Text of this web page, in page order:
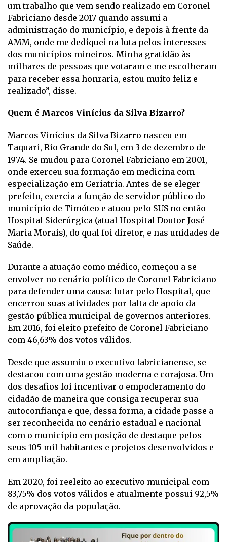
um trabalho que vem sendo realizado em Coronel
Fabriciano desde 2017 quando assumi a
administração do município, e depois à frente da
AMM, onde me dediquei na luta pelos interesses
dos municípios mineiros. Minha gratidão às
milhares de pessoas que votaram e me escolheram
para receber essa honraria, estou muito feliz e
realizado”, disse.
Quem é Marcos Vinícius da Silva Bizarro?
Marcos Vinícius da Silva Bizarro nasceu em
Taquari, Rio Grande do Sul, em 3 de dezembro de
1974. Se mudou para Coronel Fabriciano em 2001,
onde exerceu sua formação em medicina com
especialização em Geriatria. Antes de se eleger
prefeito, exercia a função de servidor público do
município de Timóteo e atuou pelo SUS no então
Hospital Siderúrgica (atual Hospital Doutor José
Maria Morais), do qual foi diretor, e nas unidades de
Saúde.
Durante a atuação como médico, começou a se
envolver no cenário político de Coronel Fabriciano
para defender uma causa: lutar pelo Hospital, que
encerrou suas atividades por falta de apoio da
gestão pública municipal de governos anteriores.
Em 2016, foi eleito prefeito de Coronel Fabriciano
com 46,63% dos votos válidos.
Desde que assumiu o executivo fabricianense, se
destacou com uma gestão moderna e corajosa. Um
dos desafios foi incentivar o empoderamento do
cidadão de maneira que consiga recuperar sua
autoconfiança e que, dessa forma, a cidade passe a
ser reconhecida no cenário estadual e nacional
com o município em posição de destaque pelos
seus 105 mil habitantes e projetos desenvolvidos e
em ampliação.
Em 2020, foi reeleito ao executivo municipal com
83,75% dos votos válidos e atualmente possui 92,5%
de aprovação da população.